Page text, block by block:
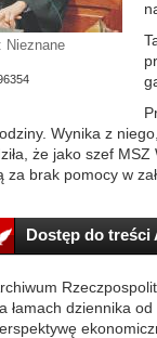
Nieznane
Wynika z
że jako szef MSZ
za brak pomocy w
Dostęp do treści
łamach dziennika